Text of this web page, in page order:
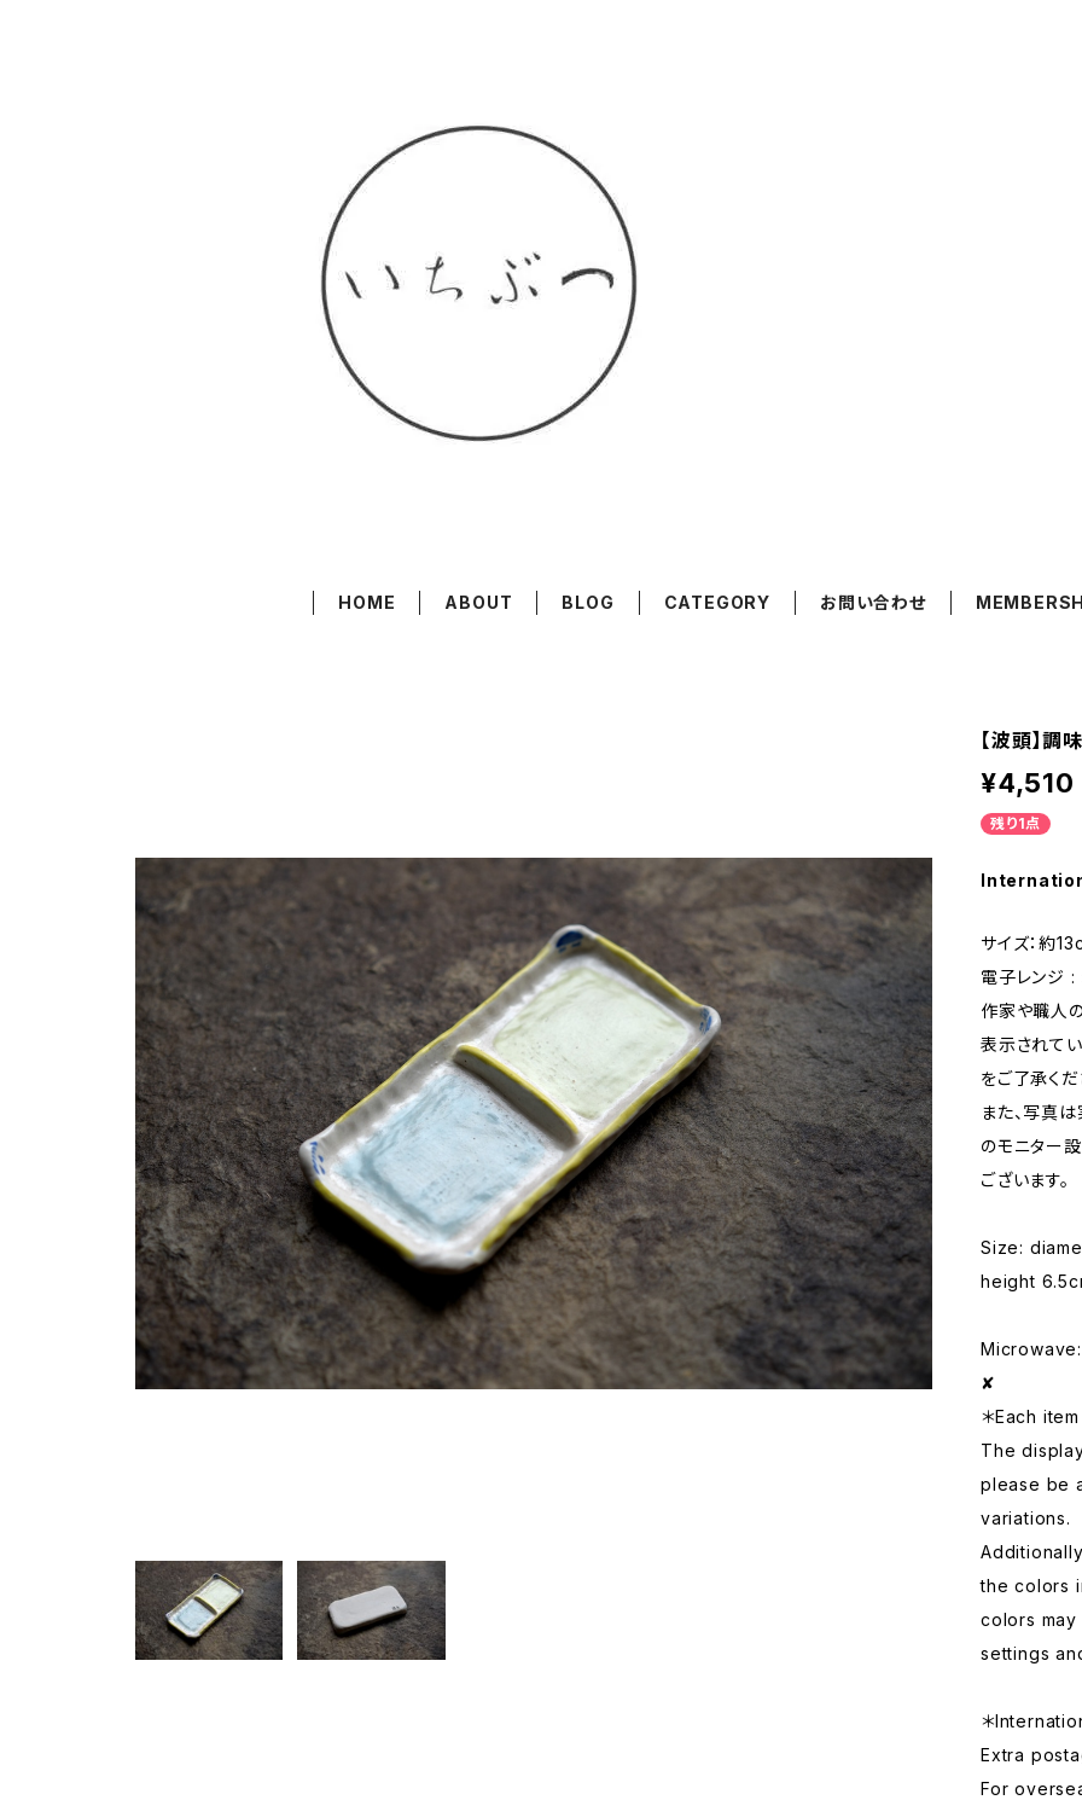
HOME ABOUT BLOG CATEGORY お問い合わせ
【波頭】
¥4,510
残り1点
サイズ：約
電子レンジ
作家や職人
表示されて
をご了承くだ
また、写真
のモニター
ございます。
Size:
height
✘
＊Each
The
please be
variations.
the colors
colors
settings
＊
Extra
For